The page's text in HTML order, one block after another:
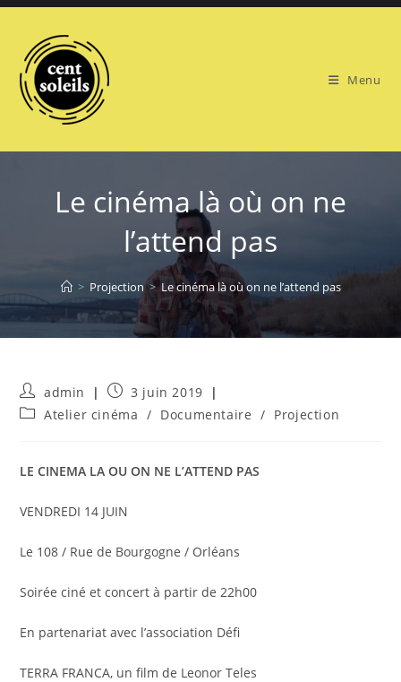
Skip
content
Menu
Le cinéma là où on ne
l’attend pas
> Projection > Le cinéma là où on ne l’attend pas
Auteur/autrice
de
la
admin
Publication
publiée :
3 juin 2019
PostAtelier cinéma / Documentaire / Projection
LE CINEMA LA OU ON NE L’ATTEND PAS
VENDREDI 14 JUIN
Le 108 / Rue de Bourgogne / Orléans
Soirée ciné et concert à partir de 22h00
En partenariat avec l’association Défi
TERRA FRANCA, un film de Leonor Teles